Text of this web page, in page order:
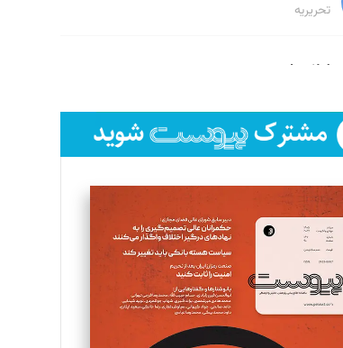
تحریریه
لیلا حنارود
فائزه فتحی رستمی
تحریریه
سروش کرمیان
تحریریه
مینا پاکدل